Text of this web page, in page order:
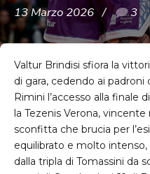
13 Marzo 2026 3
Valtur Brindisi sfiora la
di gara, cedendo ai padroni
Rimini l’accesso alla finale
la Tezenis Verona,
sconfitta che brucia per
equilibrato e molto
dalla tripla di Tomassini da